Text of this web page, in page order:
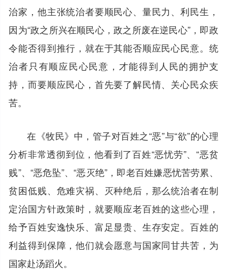
治家，他主张统治者要顺民心、量民力、利民生，
因为“政之所兴在顺民心，政之所废在逆民心”，即政
令能否得到推行，就在于其能否顺应民心民意。统
治者只有顺应民心民意，才能得到人民的拥护支
持，而要顺应民心，首先要了解民情、关心民众疾
苦。
在《牧民》中，管子对百姓之“恶”与“欲”的心理
分析非常透彻到位，他看到了百姓“恶忧劳”、“恶贫
贱”、“恶危坠”、“恶灭绝”，即老百姓嫌恶忧苦劳累、
贫困低贱、危难灾祸、灭种绝后，那么统治者在制
定治国方针政策时，就要顺应老百姓的这些心理，
给予百姓安逸快乐、富足显贵、生存安定。百姓的
利益得到保障，他们就会愿意与国家同甘共苦，为
国家赴汤蹈火。